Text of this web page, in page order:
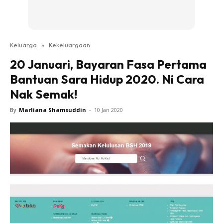
Keluarga » Kekeluargaan
20 Januari, Bayaran Fasa Pertama
Bantuan Sara Hidup 2020. Ni Cara
Nak Semak!
By Marliana Shamsuddin - 10 Jan 2020